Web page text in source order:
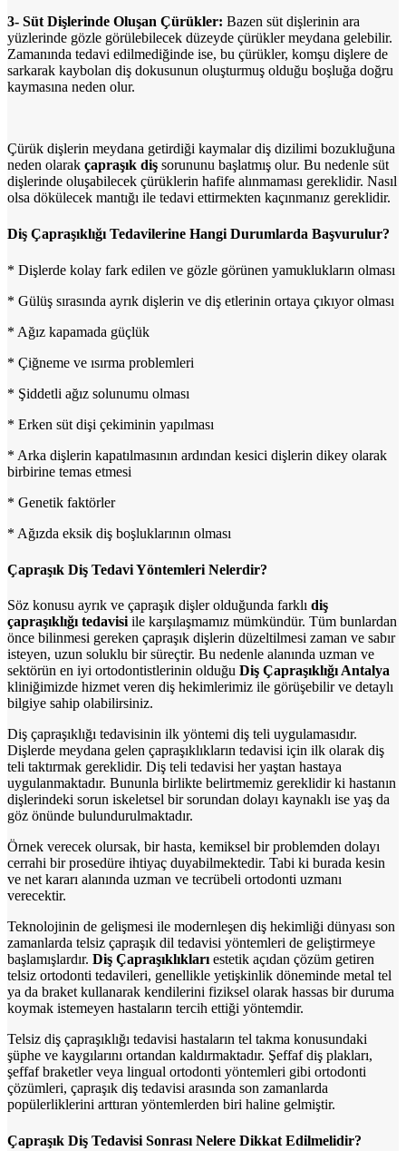
3- Süt Dişlerinde Oluşan Çürükler: Bazen süt dişlerinin ara
yüzlerinde gözle görülebilecek düzeyde çürükler meydana gelebilir.
Zamanında tedavi edilmediğinde ise, bu çürükler, komşu dişlere de
sarkarak kaybolan diş dokusunun oluşturmuş olduğu boşluğa doğru
kaymasına neden olur.
Çürük dişlerin meydana getirdiği kaymalar diş dizilimi bozukluğuna
neden olarak çapraşık diş sorununu başlatmış olur. Bu nedenle süt
dişlerinde oluşabilecek çürüklerin hafife alınmaması gereklidir. Nasıl
olsa dökülecek mantığı ile tedavi ettirmekten kaçınmanız gereklidir.
Diş Çapraşıklığı Tedavilerine Hangi Durumlarda Başvurulur?
* Dişlerde kolay fark edilen ve gözle görünen yamuklukların olması
* Gülüş sırasında ayrık dişlerin ve diş etlerinin ortaya çıkıyor olması
* Ağız kapamada güçlük
* Çiğneme ve ısırma problemleri
* Şiddetli ağız solunumu olması
* Erken süt dişi çekiminin yapılması
* Arka dişlerin kapatılmasının ardından kesici dişlerin dikey olarak
birbirine temas etmesi
* Genetik faktörler
* Ağızda eksik diş boşluklarının olması
Çapraşık Diş Tedavi Yöntemleri Nelerdir?
Söz konusu ayrık ve çapraşık dişler olduğunda farklı diş
çapraşıklığı tedavisi ile karşılaşmamız mümkündür. Tüm bunlardan
önce bilinmesi gereken çapraşık dişlerin düzeltilmesi zaman ve sabır
isteyen, uzun soluklu bir süreçtir. Bu nedenle alanında uzman ve
sektörün en iyi ortodontistlerinin olduğu Diş Çapraşıklığı Antalya
kliniğimizde hizmet veren diş hekimlerimiz ile görüşebilir ve detaylı
bilgiye sahip olabilirsiniz.
Diş çapraşıklığı tedavisinin ilk yöntemi diş teli uygulamasıdır.
Dişlerde meydana gelen çapraşıklıkların tedavisi için ilk olarak diş
teli taktırmak gereklidir. Diş teli tedavisi her yaştan hastaya
uygulanmaktadır. Bununla birlikte belirtmemiz gereklidir ki hastanın
dişlerindeki sorun iskeletsel bir sorundan dolayı kaynaklı ise yaş da
göz önünde bulundurulmaktadır.
Örnek verecek olursak, bir hasta, kemiksel bir problemden dolayı
cerrahi bir prosedüre ihtiyaç duyabilmektedir. Tabi ki burada kesin
ve net kararı alanında uzman ve tecrübeli ortodonti uzmanı
verecektir.
Teknolojinin de gelişmesi ile modernleşen diş hekimliği dünyası son
zamanlarda telsiz çapraşık dil tedavisi yöntemleri de geliştirmeye
başlamışlardır. Diş Çapraşıklıkları estetik açıdan çözüm getiren
telsiz ortodonti tedavileri, genellikle yetişkinlik döneminde metal tel
ya da braket kullanarak kendilerini fiziksel olarak hassas bir duruma
koymak istemeyen hastaların tercih ettiği yöntemdir.
Telsiz diş çapraşıklığı tedavisi hastaların tel takma konusundaki
şüphe ve kaygılarını ortandan kaldırmaktadır. Şeffaf diş plakları,
şeffaf braketler veya lingual ortodonti yöntemleri gibi ortodonti
çözümleri, çapraşık diş tedavisi arasında son zamanlarda
popülerliklerini arttıran yöntemlerden biri haline gelmiştir.
Çapraşık Diş Tedavisi Sonrası Nelere Dikkat Edilmelidir?